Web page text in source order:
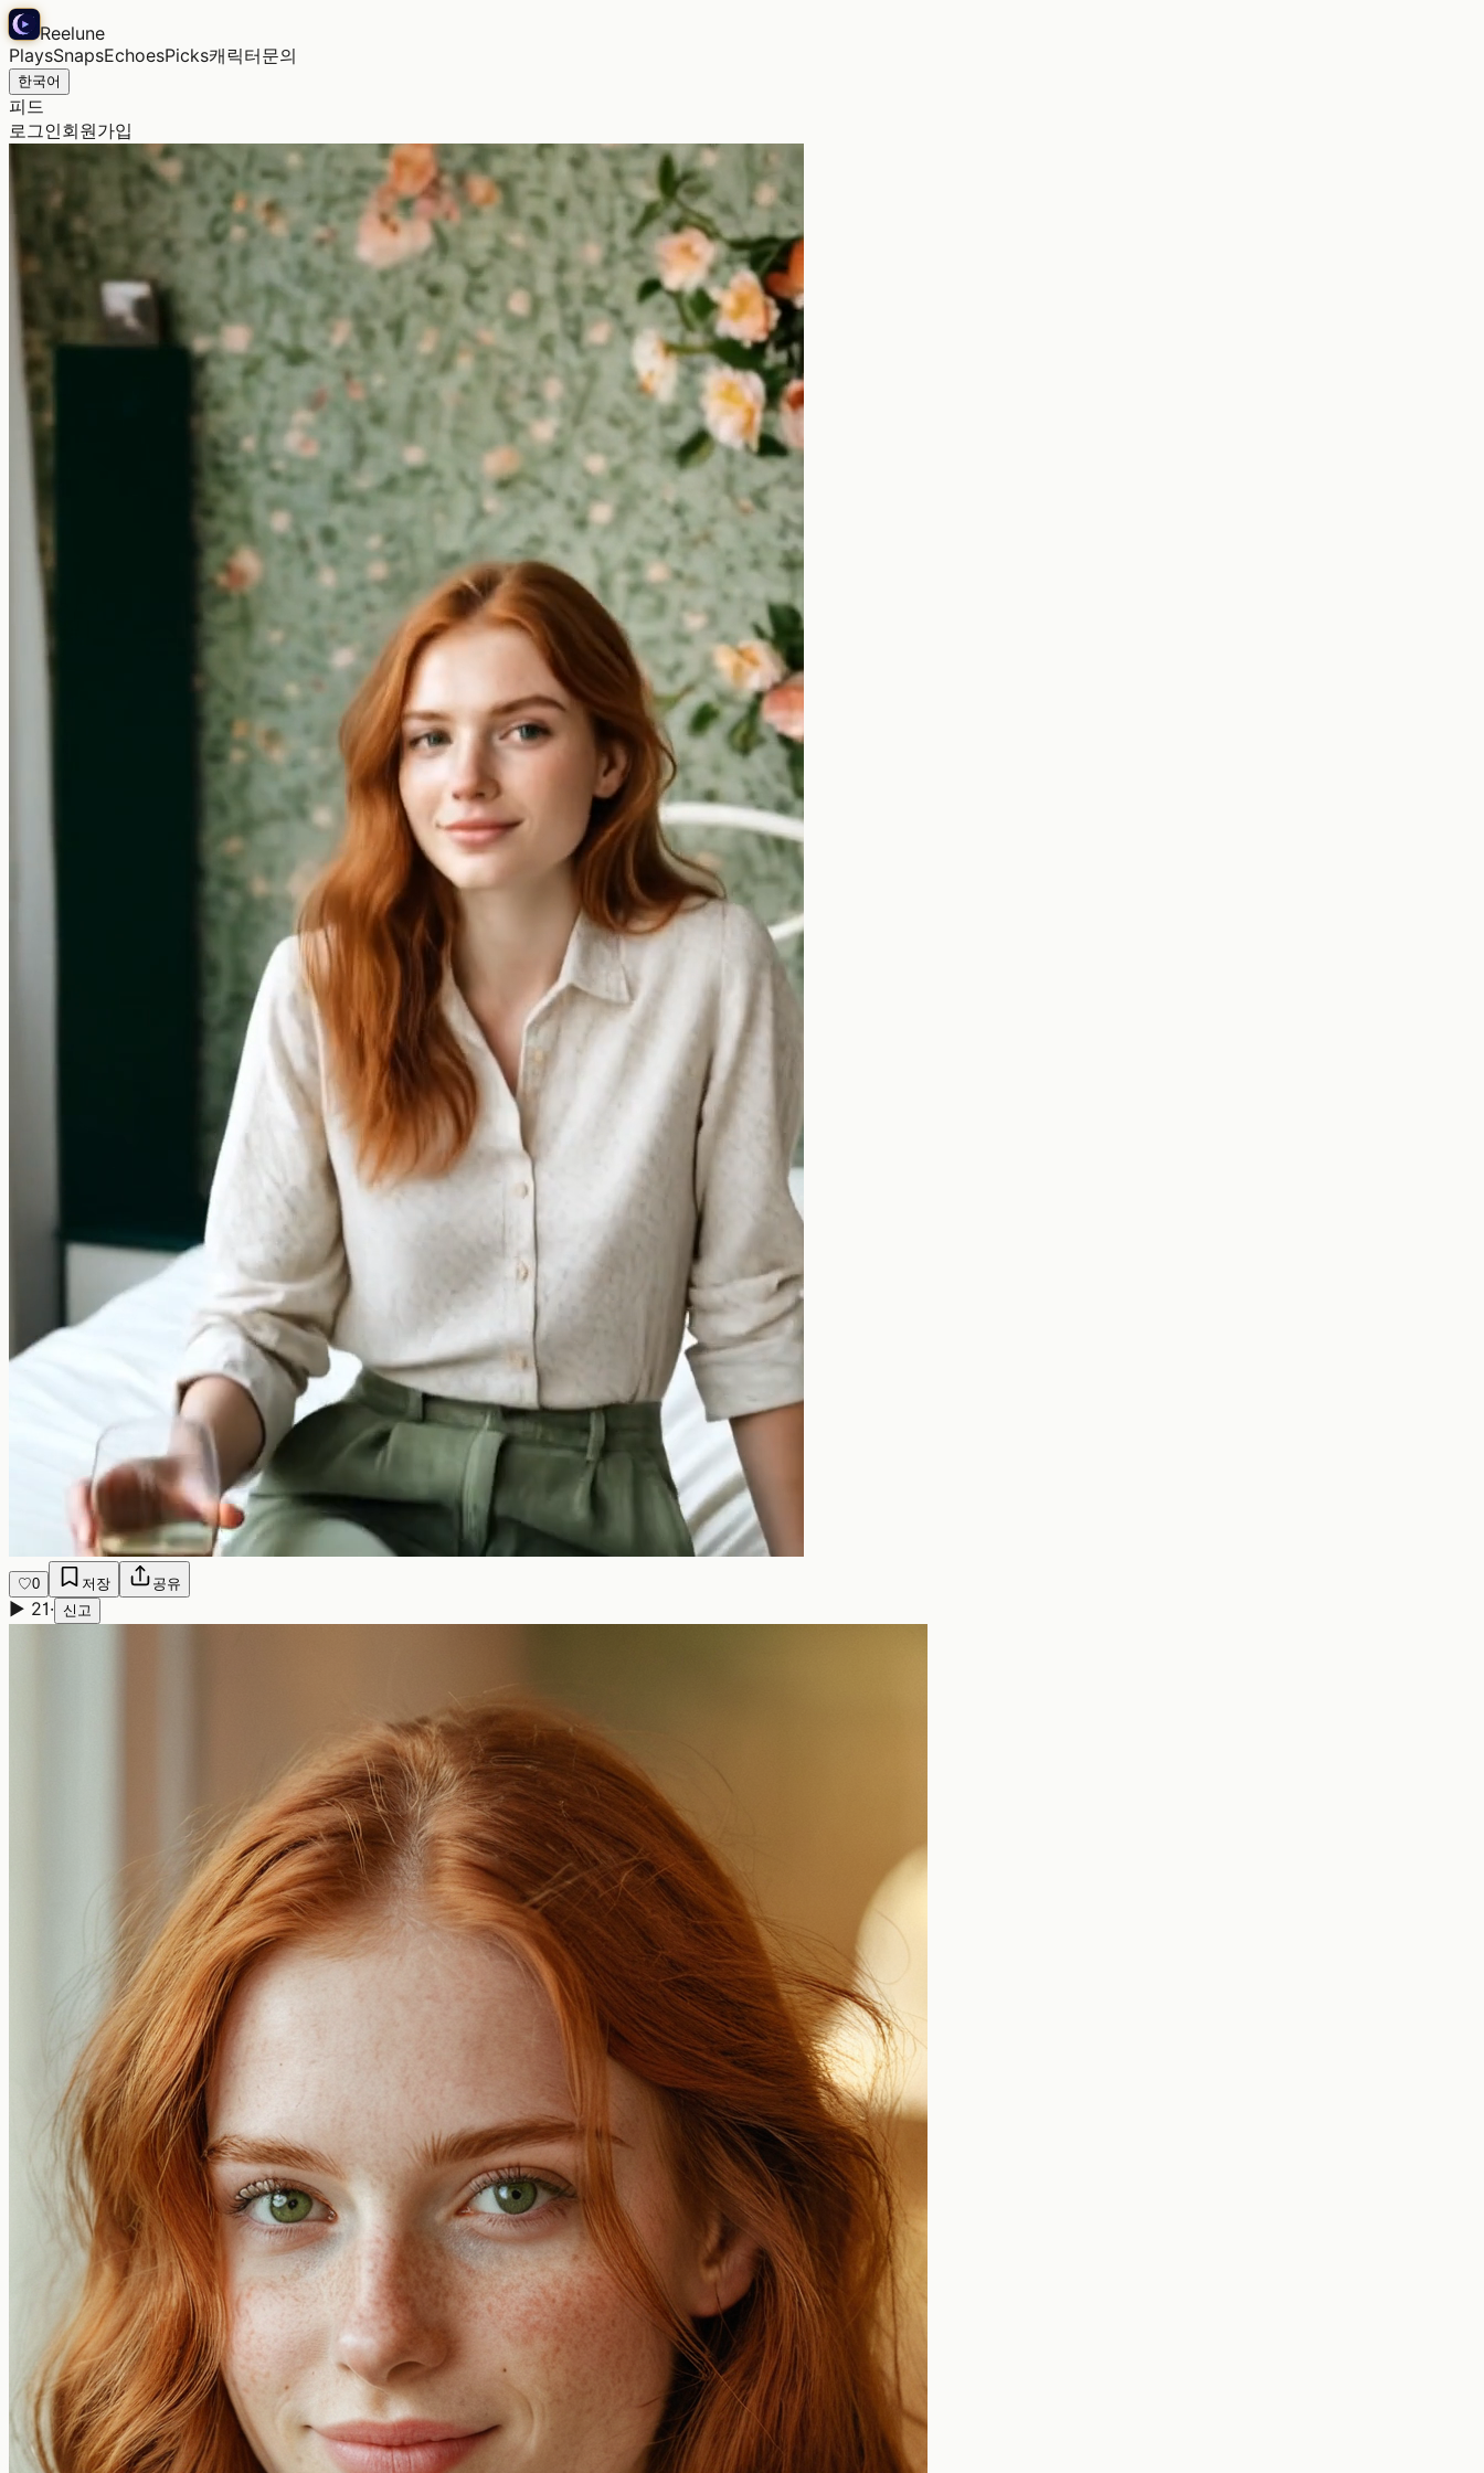
Reelune
PlaysSnapsEchoesPicks캐릭터문의
한국어
피드
로그인회원가입
♡0 저장 공유
▶ 21· 신고